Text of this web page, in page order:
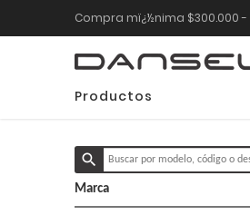
Compra mï¿½nima $300.000 -
Productos
search
Marca